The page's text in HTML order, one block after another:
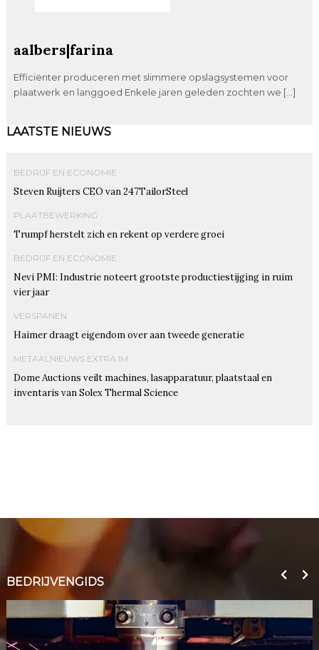
aalbers|farina
Efficiënter produceren met slimmere opslagsystemen voor
plaatwerk en langgoed Enkele jaren geleden zochten we […]
LAATSTE NIEUWS
BEDRIJF EN ECONOMIE
Steven Ruijters CEO van 247TailorSteel
PLAATBEWERKING
Trumpf herstelt zich en rekent op verdere groei
BEDRIJF EN ECONOMIE
Nevi PMI: Industrie noteert grootste productiestijging in ruim
vier jaar
VERSPANEN
Haimer draagt eigendom over aan tweede generatie
METAALNIEUWS EXTRA IM
Dome Auctions veilt machines, lasapparatuur, plaatstaal en
inventaris van Solex Thermal Science
BEDRIJVENGIDS